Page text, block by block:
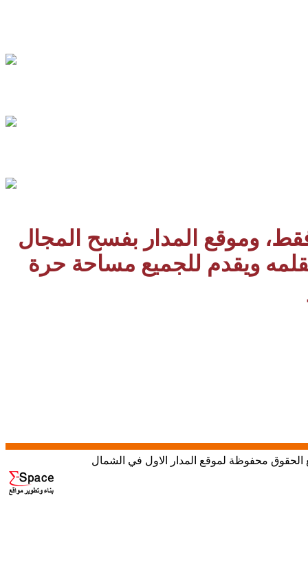
وموقع المدار بفسح المجال
ويقدم للجميع مساحة حرة